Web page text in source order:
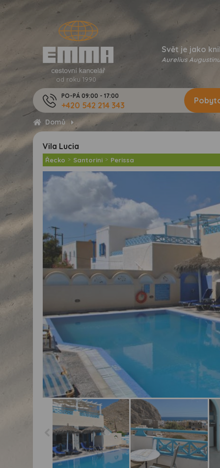
od roku 1990
Svět je jako
Aurelius
PO-PÁ 09:00 - 17:00
+420 542 214 343
Domů
Vila Lucia
Řecko > Santorini > Perissa